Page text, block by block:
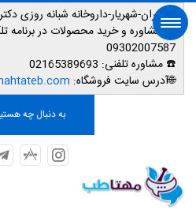
📌تهران-شهریار-داروخانه شبانه روزی
📱مشاوره و خرید محصولات در برنامه
09302007587
☎️ مشاوره تلفنی:
🌐آدرس سایت فروشگاه:
به دنبال چه